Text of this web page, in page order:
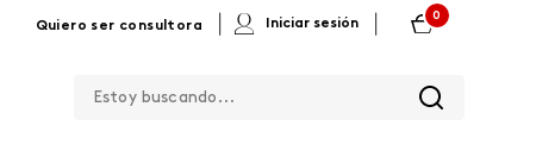
Quiero ser consultora Iniciar sesión
0